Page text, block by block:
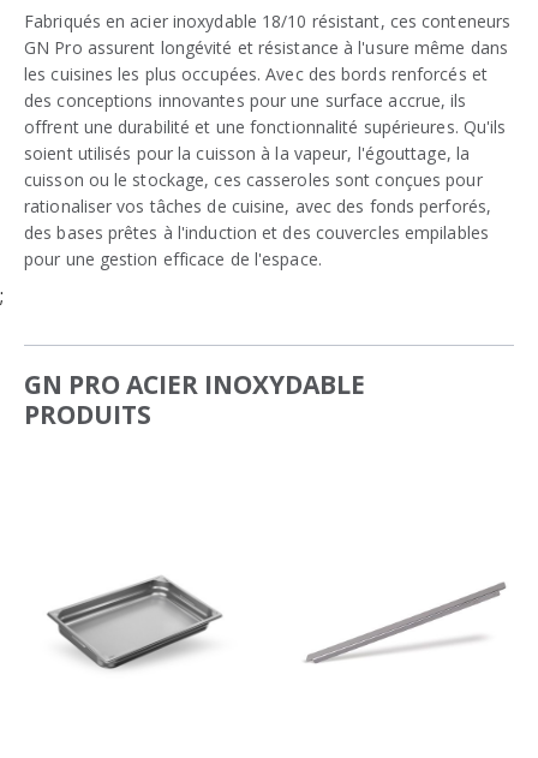
Fabriqués en acier inoxydable 18/10 résistant, ces conteneurs
GN Pro assurent longévité et résistance à l'usure même dans
les cuisines les plus occupées. Avec des bords renforcés et
des conceptions innovantes pour une surface accrue, ils
offrent une durabilité et une fonctionnalité supérieures. Qu'ils
soient utilisés pour la cuisson à la vapeur, l'égouttage, la
cuisson ou le stockage, ces casseroles sont conçues pour
rationaliser vos tâches de cuisine, avec des fonds perforés,
des bases prêtes à l'induction et des couvercles empilables
pour une gestion efficace de l'espace.
;
GN PRO ACIER INOXYDABLE
PRODUITS